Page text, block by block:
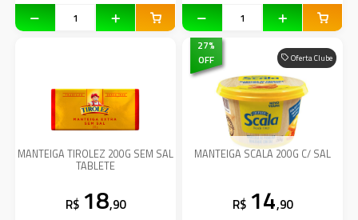
MANTEIGA TIROLEZ 200G SEM SAL
TABLETE
R$ 18,90
Oferta Clube
27%
OFF
MANTEIGA SCALA 200G C/ SAL
R$ 14,90